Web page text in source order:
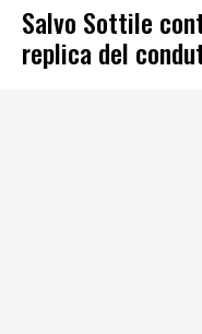
Salvo Sottile
replica del